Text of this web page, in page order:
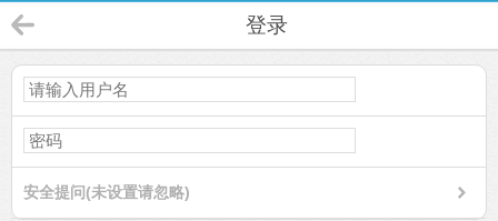
登录
安全提问(未设置请忽略)